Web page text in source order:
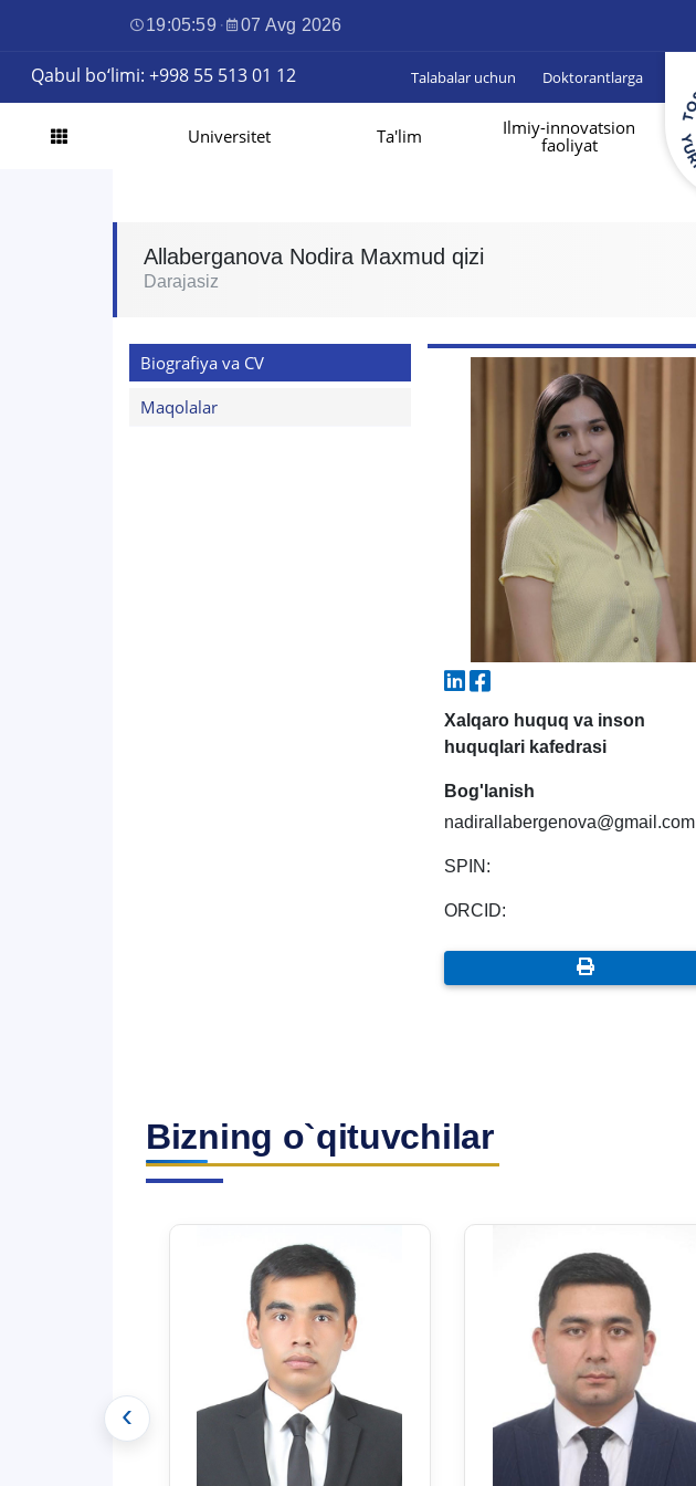
19:06:00 · 07 Avg 2026
Qabul bo‘limi: +998 55 513 01 12 Talabalar uchun Doktorantlarga
Universitet Ta'lim
Ilmiy-innovatsion
faoliyat
Allaberganova Nodira Maxmud qizi
Darajasiz
Biografiya va CV
Maqolalar
Xalqaro huquq va inson
huquqlari kafedrasi
Bog'lanish
nadirallabergenova@gmail.com
SPIN:
ORCID:
Bizning o`qituvchilar
‹